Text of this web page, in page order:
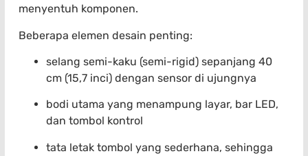
menyentuh komponen.
Beberapa elemen desain penting:
selang semi-kaku (semi-rigid) sepanjang 40
cm (15,7 inci) dengan sensor di ujungnya
bodi utama yang menampung layar, bar LED,
dan tombol kontrol
tata letak tombol yang sederhana, sehingga